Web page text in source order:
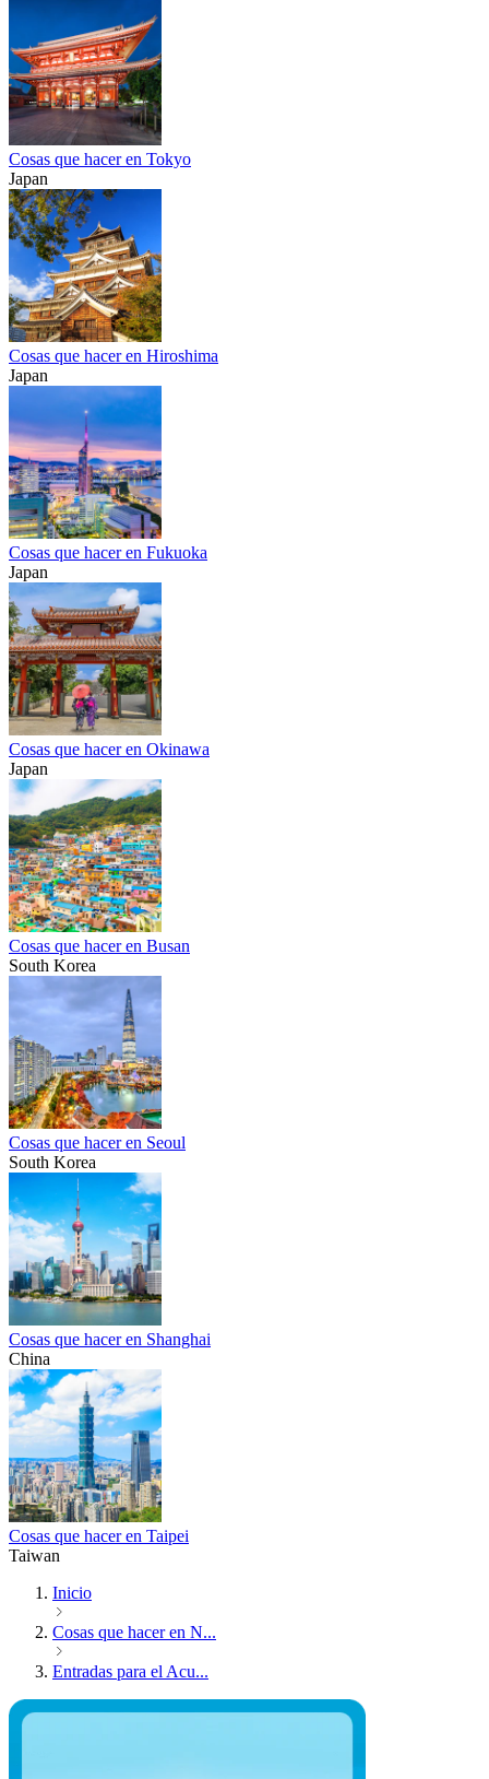
Cosas que hacer en Tokyo
Japan
Cosas que hacer en Hiroshima
Japan
Cosas que hacer en Fukuoka
Japan
Cosas que hacer en Okinawa
Japan
Cosas que hacer en Busan
South Korea
Cosas que hacer en Seoul
South Korea
Cosas que hacer en Shanghai
China
Cosas que hacer en Taipei
Taiwan
Inicio
Cosas que hacer en N...
Entradas para el Acu...